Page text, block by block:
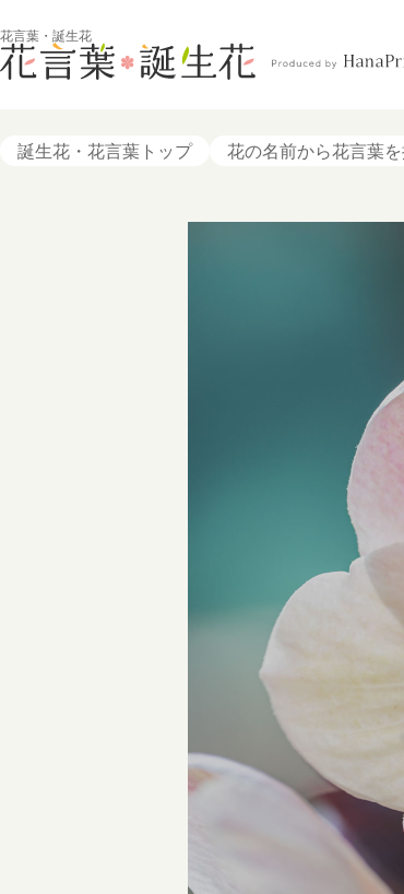
花言葉・誕生花
誕生花・花言葉トップ 花の名前から花言葉